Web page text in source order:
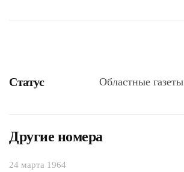
Статус Областные газеты
Другие номера
24 марта 1964